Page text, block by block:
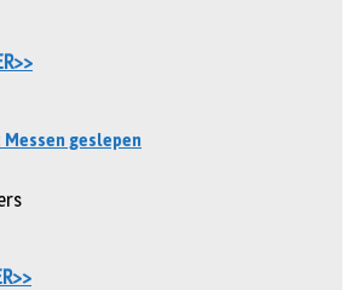
geslepen